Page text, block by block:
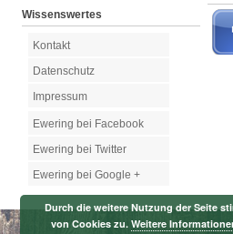
Wissenswertes
Kontakt
Datenschutz
Impressum
Ewering bei Facebook
Ewering bei Twitter
Ewering bei Google +
Durch die weitere Nutzung der Seite
von Cookies zu.Weitere